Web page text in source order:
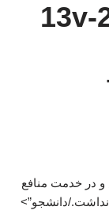
13v-
در خدمت منافع
نداشت./دانشجو”>